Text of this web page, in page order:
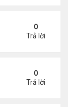
đồng thuê...
0
Trả lời
giặt'
0
Trả lời